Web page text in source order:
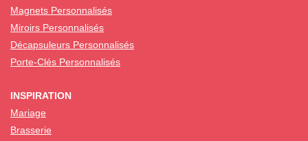
Magnets Personnalisés
Miroirs Personnalisés
Décapsuleurs Personnalisés
Porte-Clés Personnalisés
INSPIRATION
Mariage
Brasserie